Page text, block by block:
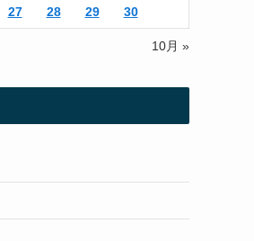
27 28 29 30
10月 »